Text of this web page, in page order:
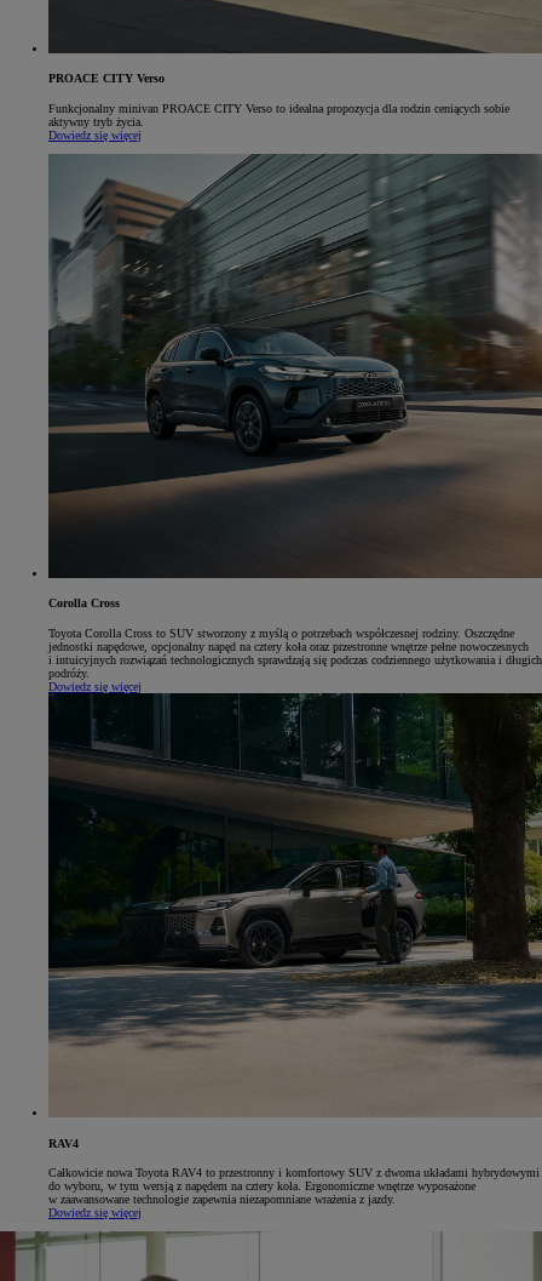
PROACE CITY Verso
Funkcjonalny minivan PROACE CITY Verso to idealna propozycja dla rodzin ceniących sobie
aktywny tryb życia.
Dowiedz się więcej
Corolla Cross
Toyota Corolla Cross to SUV stworzony z myślą o potrzebach współczesnej rodziny. Oszczędne
jednostki napędowe, opcjonalny napęd na cztery koła oraz przestronne wnętrze pełne nowoczesnych
i intuicyjnych rozwiązań technologicznych sprawdzają się podczas codziennego użytkowania i długich
podróży.
Dowiedz się więcej
RAV4
Całkowicie nowa Toyota RAV4 to przestronny i komfortowy SUV z dwoma układami hybrydowymi
do wyboru, w tym wersją z napędem na cztery koła. Ergonomiczne wnętrze wyposażone
w zaawansowane technologie zapewnia niezapomniane wrażenia z jazdy.
Dowiedz się więcej